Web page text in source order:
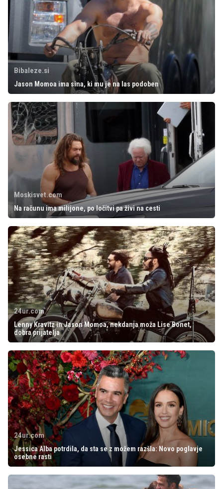
Bibaleze.si
Jason Momoa ima sina, ki mu je na las podoben
Moskisvet.com
Na računu ima milijone, po ločitvi pa živi na cesti
24ur.com
Lenny Kravitz in Jason Momoa, nekdanja moža Lise Bonet,
dobra prijatelja
24ur.com
Jessica Alba potrdila, da sta se z možem razšla: Novo poglavje
osebne rasti